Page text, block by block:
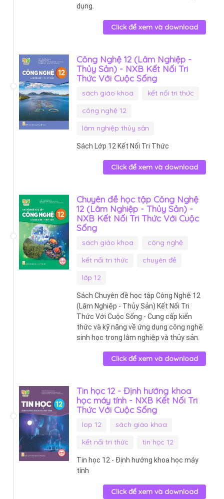
dụng.
Click để xem và download
Công Nghệ 12 (Lâm Nghiệp -
Thủy Sản) - NXB Kết Nối Tri
Thức Với Cuộc Sống
sách giáo khoa
kết nối tri thức
công nghệ 12
lâm nghiệp thủy sản
Sách Lớp 12 Kết Nối Tri Thức
Click để xem và download
Chuyên đề học tập Công Nghệ
12 (Lâm Nghiệp - Thủy Sản) -
NXB Kết Nối Tri Thức Với Cuộc
Sống
sách giáo khoa
công nghệ
kết nối tri thức
chuyên đề
lớp 12
Sách Chuyên đề học tập Công Nghệ 12
(Lâm Nghiệp - Thủy Sản) Kết Nối Tri
Thức Với Cuộc Sống - Cung cấp kiến
thức và kỹ năng về ứng dụng công nghệ
sinh học trong lâm nghiệp và thủy sản.
Click để xem và download
Tin học 12 - Định hướng khoa
học máy tính - NXB Kết Nối Tri
Thức Với Cuộc Sống
lop 12
sách giáo khoa
kết nối tri thức
tin học 12
Tin học 12 - Định hướng khoa học máy
tính
Click để xem và download